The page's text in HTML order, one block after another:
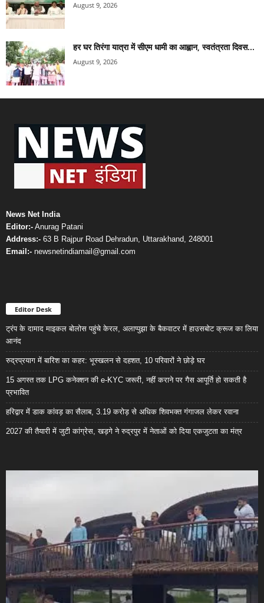
August 9, 2026
हर घर तिरंगा यात्रा में सीएम धामी का आह्वान, स्वतंत्रता दिवस...
August 9, 2026
News Net India
Editor:- Anurag Patani
Address:- 63 B Rajpur Road Dehradun, Uttarakhand, 248001
Email:- newsnetindiamail@gmail.com
Editor Desk
ट्रंप के दामाद माइकल बोलोस पहुंचे केरल, अलाप्पुझा के बैकवाटर में हाउसबोट क्रूज का लिया
आनंद
रुद्रप्रयाग में बारिश का कहर: भूस्खलन से दहशत, 10 परिवारों ने छोड़े घर
15 अगस्त तक LPG कनेक्शन की e-KYC जरूरी, नहीं कराने पर गैस आपूर्ति हो सकती है
प्रभावित
हरिद्वार में डाक कांवड़ का सैलाब, 3.19 करोड़ से अधिक शिवभक्त गंगाजल लेकर रवाना
2027 की तैयारी में जुटी कांग्रेस, खड़गे ने रुद्रपुर में नेताओं को दिया एकजुटता का मंत्र